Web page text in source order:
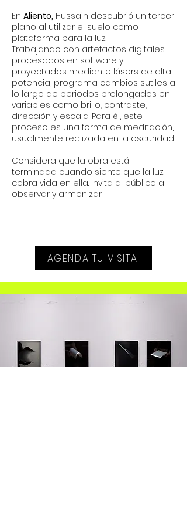
En Aliento, Hussain descubrió un tercer
plano al utilizar el suelo como
plataforma para la luz.
Trabajando con artefactos digitales
procesados en software y
proyectados mediante lásers de alta
potencia, programa cambios sutiles a
lo largo de periodos prolongados en
variables como brillo, contraste,
dirección y escala. Para él, este
proceso es una forma de meditación,
usualmente realizada en la oscuridad.
Considera que la obra está
terminada cuando siente que la luz
cobra vida en ella. Invita al público a
observar y armonizar.
AGENDA TU VISITA